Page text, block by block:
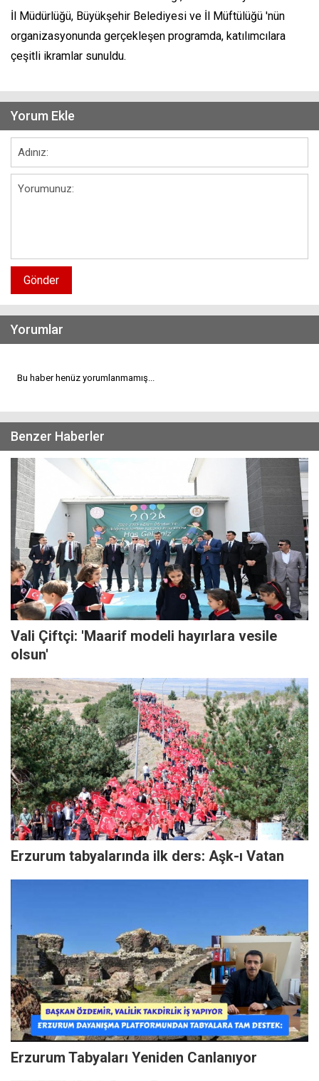
İl Müdürlüğü, Büyükşehir Belediyesi ve İl Müftülüğü 'nün
organizasyonunda gerçekleşen programda, katılımcılara
çeşitli ikramlar sunuldu.
Yorum Ekle
Gönder
Yorumlar
Bu haber henüz yorumlanmamış...
Benzer Haberler
Vali Çiftçi: 'Maarif modeli hayırlara vesile
olsun'
Erzurum tabyalarında ilk ders: Aşk-ı Vatan
Erzurum Tabyaları Yeniden Canlanıyor